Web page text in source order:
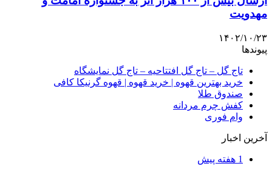
مهدویت
۱۴۰۲/۱۰/۲۳
پیوندها
تاج گل – تاج گل افتتاحیه – تاج گل نمایشگاه
خرید بهترین قهوه | خرید قهوه | قهوه گرنیکا کافی
صندوق طلا
کفش چرم مردانه
وام فوری
آخرین اخبار
1 هفته پیش